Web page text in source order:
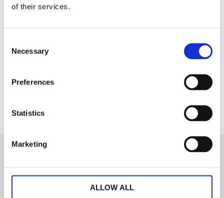
of their services.
Selection
Necessary
Preferences
Statistics
Marketing
ALLOW ALL
kurbitsmålningarna som är så typiska för Dalarna.
Nyhetsbrev